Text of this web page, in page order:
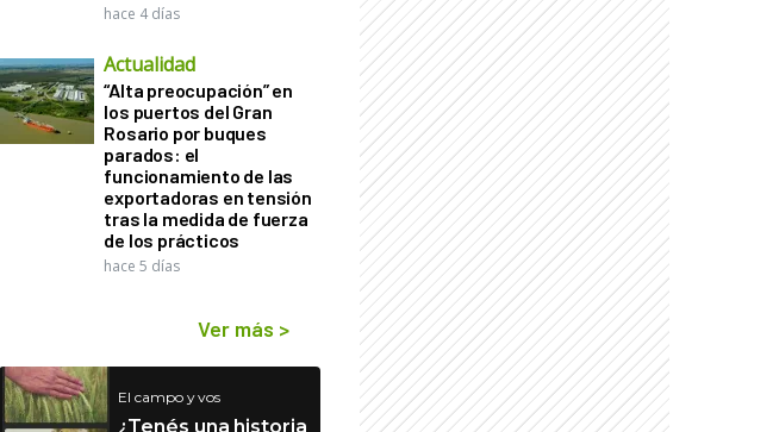
hace 4 días
Actualidad
“Alta preocupación” en
los puertos del Gran
Rosario por buques
parados: el
funcionamiento de las
exportadoras en tensión
tras la medida de fuerza
de los prácticos
hace 5 días
Ver más >
El campo y vos
¿Tenés una historia